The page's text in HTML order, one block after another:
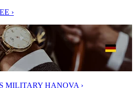
›
MILITARY HANOVA ›